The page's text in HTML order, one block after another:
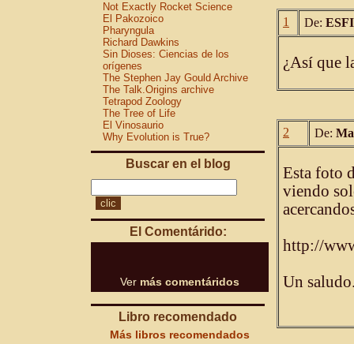
Not Exactly Rocket Science
El Pakozoico
Pharyngula
Richard Dawkins
Sin Dioses: Ciencias de los
orígenes
The Stephen Jay Gould Archive
The Talk.Origins archive
Tetrapod Zoology
The Tree of Life
El Vinosaurio
Why Evolution is True?
Buscar en el blog
El Comentárido:
Ver más comentáridos
Libro recomendado
Más libros recomendados
1 De:
¿Así que
2 De:
Esta foto
viendo
http://
Un